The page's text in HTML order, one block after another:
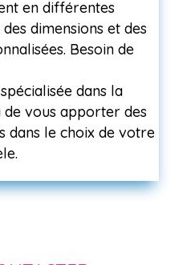
en différentes
dimensions et des
Besoin de
dans la
vous apporter des
dans le choix de votre